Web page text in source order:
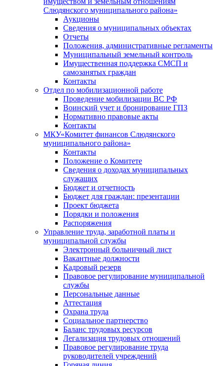
Слюдянского муниципального района»
Аукционы
Сведения о муниципальных объектах
Отчеты
Положения, административные регламенты
Муниципальный земельный контроль
Имущественная поддержка СМСП и
самозанятых граждан
Контакты
Отдел по мобилизационной работе
Проведение мобилизации ВС РФ
Воинский учет и бронирование ГПЗ
Нормативно правовые акты
Контакты
МКУ«Комитет финансов Слюдянского
муниципального района»
Контакты
Положение о Комитете
Сведения о доходах муниципальных
служащих
Бюджет и отчетность
Бюджет для граждан: презентации
Проект бюджета
Порядки и положения
Распоряжения
Управление труда, заработной платы и
муниципальной службы
Электронный больничный лист
Вакантные должности
Кадровый резерв
Правовое регулирование муниципальной
службы
Персональные данные
Аттестация
Охрана труда
Социальное партнерство
Баланс трудовых ресурсов
Легализация трудовых отношений
Правовое регулирование труда
руководителей учреждений